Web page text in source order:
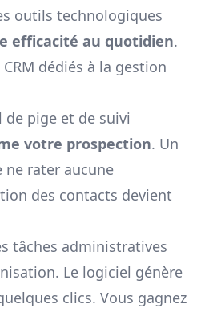
outils technologiques
efficacité au quotidien.
dédiés à la gestion
de pige et de suivi
votre prospection. Un
ne rater aucune
des contacts devient
tâches administratives
Le logiciel génère
clics. Vous gagnez